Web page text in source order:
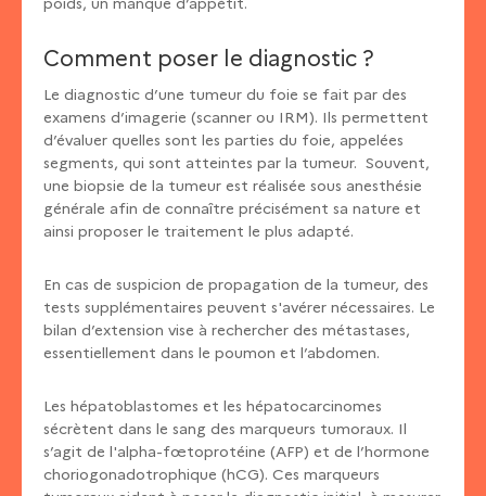
Comment poser le diagnostic ?
Le diagnostic d’une tumeur du foie se fait par des
examens d’imagerie (scanner ou IRM). Ils permettent
d’évaluer quelles sont les parties du foie, appelées
segments, qui sont atteintes par la tumeur. Souvent,
une biopsie de la tumeur est réalisée sous anesthésie
générale afin de connaître précisément sa nature et
ainsi proposer le traitement le plus adapté.
En cas de suspicion de propagation de la tumeur, des
tests supplémentaires peuvent s'avérer nécessaires. Le
bilan d’extension vise à rechercher des métastases,
essentiellement dans le poumon et l’abdomen.
Les hépatoblastomes et les hépatocarcinomes
sécrètent dans le sang des marqueurs tumoraux. Il
s’agit de l'alpha-fœtoprotéine (AFP) et de l’hormone
choriogonadotrophique (hCG). Ces marqueurs